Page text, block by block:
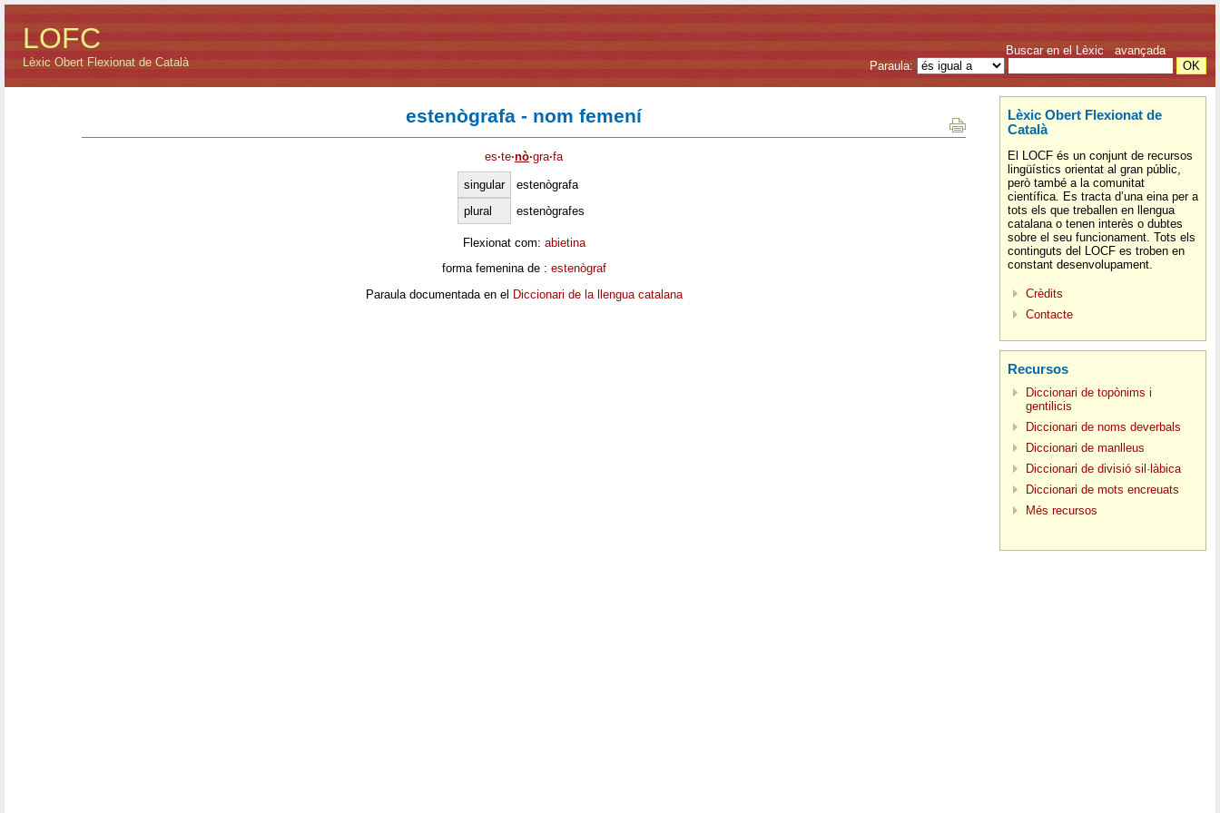
LOFC
Lèxic Obert Flexionat de Català
Buscar en el Lèxic avançada
Paraula:
estenògrafa - nom femení
es·te·nò·gra·fa
singular
estenògrafa
plural
estenògrafes
Flexionat com: abietina
forma femenina de : estenògraf
Paraula documentada en el Diccionari de la llengua catalana
Lèxic Obert Flexionat de
Català
El LOCF és un conjunt de recursos
lingüístics orientat al gran públic,
però també a la comunitat
científica. Es tracta d’una eina per a
tots els que treballen en llengua
catalana o tenen interès o dubtes
sobre el seu funcionament. Tots els
continguts del LOCF es troben en
constant desenvolupament.
Crèdits
Contacte
Recursos
Diccionari de topònims i
gentilicis
Diccionari de noms deverbals
Diccionari de manlleus
Diccionari de divisió sil·làbica
Diccionari de mots encreuats
Més recursos